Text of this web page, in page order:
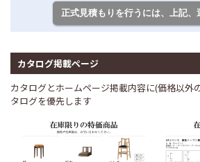
カタログ掲載ページ
カタログとホームページ掲載内容に(価格以外
タログを優先します